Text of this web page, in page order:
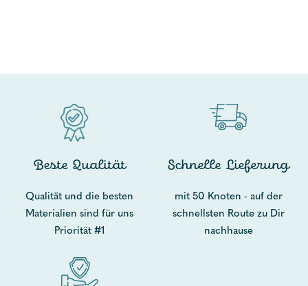
Beste Qualität
Qualität und die besten
Materialien sind für uns
Priorität #1
Schnelle Lieferung
mit 50 Knoten - auf der
schnellsten Route zu Dir
nachhause